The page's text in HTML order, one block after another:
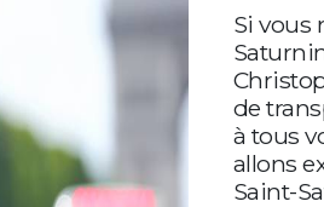
Si vous
de
à tous
allons
Saint-